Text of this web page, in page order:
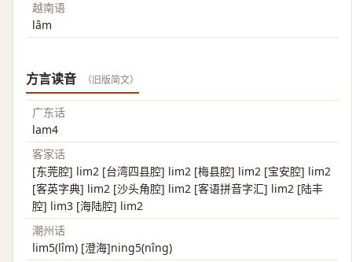
越南语
lâm
方言读音 （旧版简文）
广东话
lam4
客家话
[东莞腔] lim2 [台湾四县腔] lim2 [梅县腔] lim2 [宝安腔] lim2
[客英字典] lim2 [沙头角腔] lim2 [客语拼音字汇] lim2 [陆丰
腔] lim3 [海陆腔] lim2
潮州话
lim5(lîm) [澄海]ning5(nîng)